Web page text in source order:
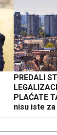
PREDALI
PLAĆATE
nisu iste
papira sve